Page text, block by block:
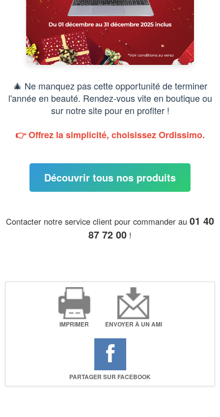
🎄 Ne manquez pas cette opportunité de terminer
l'année en beauté. Rendez-vous vite en boutique ou
sur notre site pour en profiter !
👉 Offrez la simplicité, choisissezOrdissimo.
Découvrir tous nos produits
Contacter notre service client pour commander au 01 40
87 72 00 !
IMPRIMER ENVOYER À UN AMI
PARTAGER SUR FACEBOOK